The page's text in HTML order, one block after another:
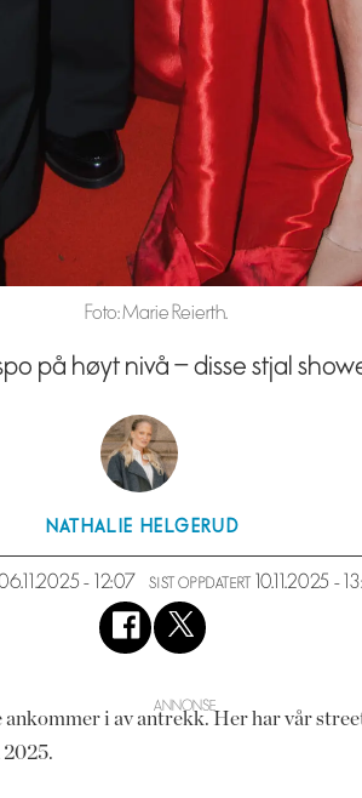
Foto: Marie Reierth.
på høyt nivå – disse stjal
NATHALIE HELGERUD
06.11.2025 - 12:07 SIST OPPDATERT 10.11.2025 -
i av antrekk. Her har vår